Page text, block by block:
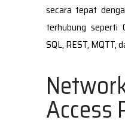
secara tepat
terhubung seperti
SQL, REST, MQTT,
Access